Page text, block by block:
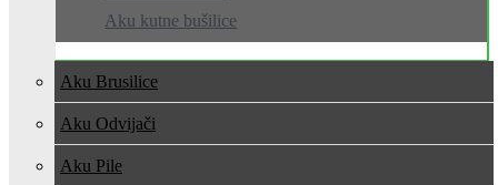
Aku kutne bušilice
Aku Brusilice
Aku Odvijači
Aku Pile